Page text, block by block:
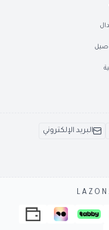
البريد الإلكتروني
L A Z O N